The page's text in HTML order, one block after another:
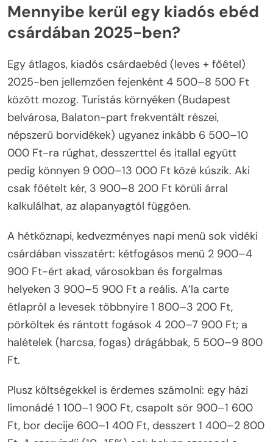
Mennyibe kerül egy kiadós ebéd
csárdában 2025-ben?
Egy átlagos, kiadós csárdaebéd (leves + főétel)
2025-ben jellemzően fejenként 4 500–8 500 Ft
között mozog. Turistás környéken (Budapest
belvárosa, Balaton-part frekventált részei,
népszerű borvidékek) ugyanez inkább 6 500–10
000 Ft-ra rúghat, desszerttel és itallal együtt
pedig könnyen 9 000–13 000 Ft közé kúszik. Aki
csak főételt kér, 3 900–8 200 Ft körüli árral
kalkulálhat, az alapanyagtól függően.
A hétköznapi, kedvezményes napi menü sok vidéki
csárdában visszatért: kétfogásos menü 2 900–4
900 Ft-ért akad, városokban és forgalmas
helyeken 3 900–5 900 Ft a reális. A’la carte
étlapról a levesek többnyire 1 800–3 200 Ft,
pörköltek és rántott fogások 4 200–7 900 Ft; a
halételek (harcsa, fogas) drágábbak, 5 500–9 800
Ft.
Plusz költségekkel is érdemes számolni: egy házi
limonádé 1 100–1 900 Ft, csapolt sör 900–1 600
Ft, bor decije 600–1 400 Ft, desszert 1 400–2 800